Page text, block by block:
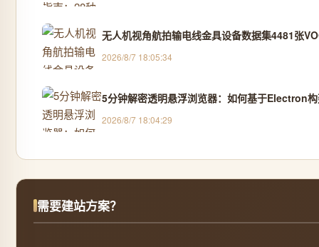
无人机视角航拍输电线金具设备数据集4481张
2026/8/7 18:05:34
5分钟解密透明悬浮浏览器：如何基于Electron
2026/8/7 18:04:29
需要建站方案？